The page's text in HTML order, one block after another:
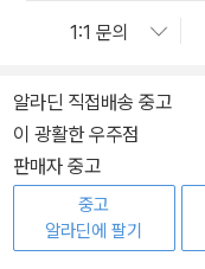
알라딘 직접배송 중고
이 광활한 우주점
판매자 중고
중고
알라딘에 팔기